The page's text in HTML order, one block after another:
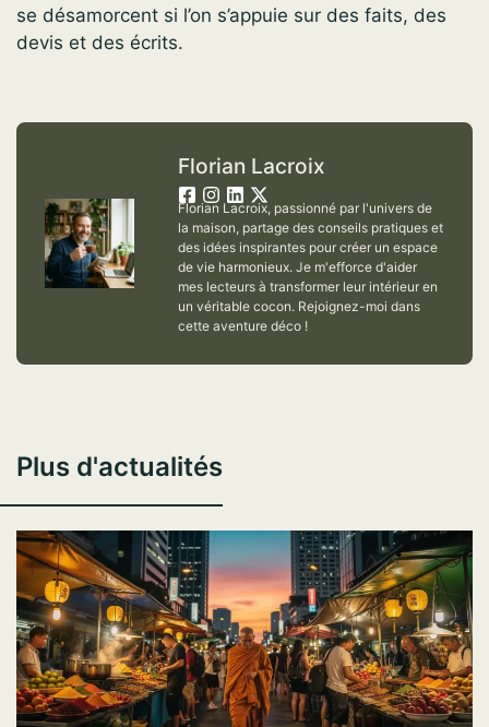
se désamorcent si l’on s’appuie sur des faits, des
devis et des écrits.
Florian Lacroix
Florian Lacroix, passionné par l'univers de
la maison, partage des conseils pratiques et
des idées inspirantes pour créer un espace
de vie harmonieux. Je m'efforce d'aider
mes lecteurs à transformer leur intérieur en
un véritable cocon. Rejoignez-moi dans
cette aventure déco !
Plus d'actualités